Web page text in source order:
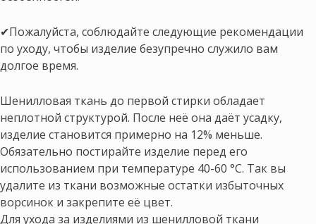
✔Пожалуйста, соблюдайте следующие рекомендации
по уходу, чтобы изделие безупречно служило вам
долгое время.
Шенилловая ткань до первой стирки обладает
неплотной структурой. После неё она даёт усадку,
изделие становится примерно на 12% меньше.
Обязательно постирайте изделие перед его
использованием при температуре 40-60 °C. Так вы
удалите из ткани возможные остатки избыточных
ворсинок и закрепите её цвет.
Для ухода за изделиями из шенилловой ткани